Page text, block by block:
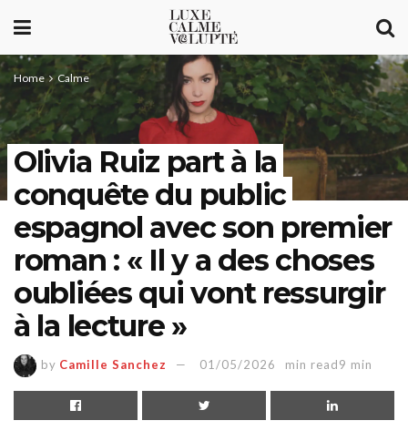
Home Calme
Olivia Ruiz part à la
conquête du public
espagnol avec son premier
roman : « Il y a des choses
oubliées qui vont ressurgir
à la lecture »
by Camille Sanchez 01/05/2026 min read9 min